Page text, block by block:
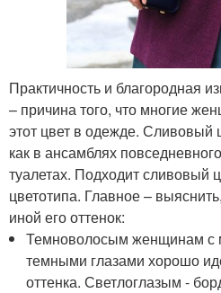
Практичность и благородная
– причина того, что многие
этот цвет в одежде. Сливовый
как в ансамблях
туалетах. Подходит сливовый
цветотипа. Главное –
иной его оттенок:
Темноволосым женщинам с
темными глазами хорошо
оттенка. Светлоглазым -